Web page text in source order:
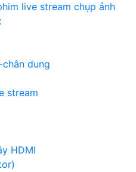
live stream chụp ảnh
dung
stream
HDMI